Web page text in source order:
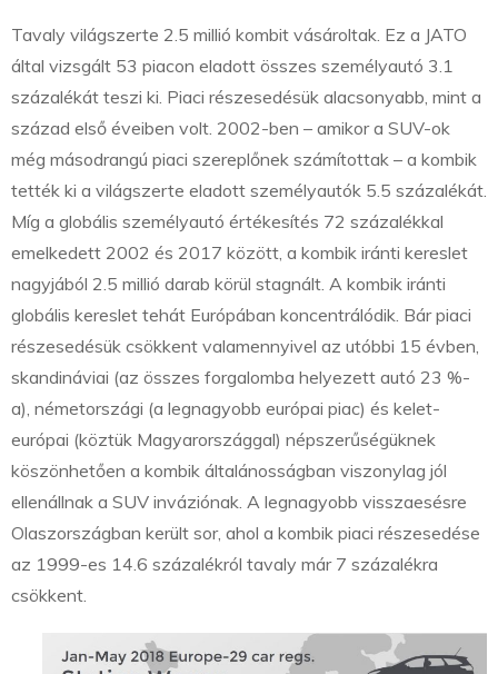
Tavaly világszerte 2.5 millió kombit vásároltak. Ez a JATO
által vizsgált 53 piacon eladott összes személyautó 3.1
százalékát teszi ki. Piaci részesedésük alacsonyabb, mint a
század első éveiben volt. 2002-ben – amikor a SUV-ok
még másodrangú piaci szereplőnek számítottak – a kombik
tették ki a világszerte eladott személyautók 5.5 százalékát.
Míg a globális személyautó értékesítés 72 százalékkal
emelkedett 2002 és 2017 között, a kombik iránti kereslet
nagyjából 2.5 millió darab körül stagnált. A kombik iránti
globális kereslet tehát Európában koncentrálódik. Bár piaci
részesedésük csökkent valamennyivel az utóbbi 15 évben,
skandináviai (az összes forgalomba helyezett autó 23 %-
a), németországi (a legnagyobb európai piac) és kelet-
európai (köztük Magyarországgal) népszerűségüknek
köszönhetően a kombik általánosságban viszonylag jól
ellenállnak a SUV inváziónak. A legnagyobb visszaesésre
Olaszországban került sor, ahol a kombik piaci részesedése
az 1999-es 14.6 százalékról tavaly már 7 százalékra
csökkent.